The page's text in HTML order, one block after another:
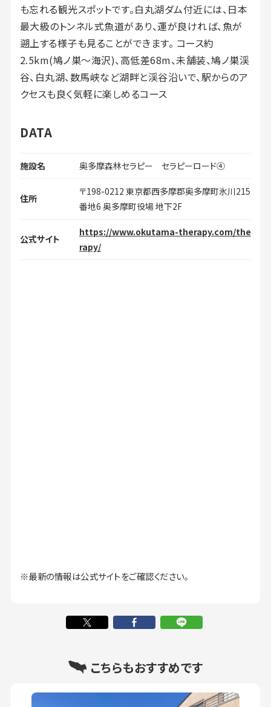
も忘れる観光スポットです。白丸湖ダム付近には、日本
最大級のトンネル式魚道があり、運が良ければ、魚が
遡上する様子も見ることができます。 コース約
2.5km(鳩ノ巣～海沢)、高低差68m、未舗装、鳩ノ巣渓
谷、白丸湖、数馬峡など湖畔と渓谷沿いで、駅からのア
クセスも良く気軽に楽しめるコース
DATA
施設名 奥多摩森林セラピー セラピーロード④
住所
〒198-0212 東京都西多摩郡奥多摩町氷川215
番地6 奥多摩町役場 地下2F
公式サイト
https://www.okutama-therapy.com/the
rapy/
※最新の情報は公式サイトをご確認ください。
こちらもおすすめです